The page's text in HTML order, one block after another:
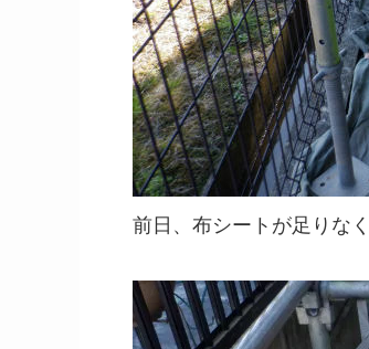
前日、布シートが足りな